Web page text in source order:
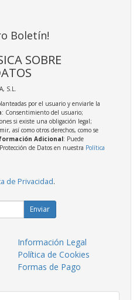
Boletín!
SOBRE
S.L.
por el usuario y enviarle la
: Consentimiento del usuario;
si existe una obligación legal;
así como otros derechos, como se
Adicional: Puede
de Datos en nuestra Política
de Privacidad.
Enviar
Información Legal
Política de Cookies
Formas de Pago